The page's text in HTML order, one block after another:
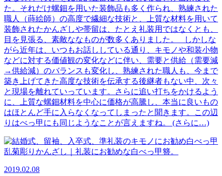
た。それだけ螺鈿を用いた装飾品も多く作られ、熟練された
職人（蒔絵師）の高度で繊細な技術と、上質な材料を用いて
装飾されたかんざしや帯留は、たとえ礼装用ではなくとも、
目を見張る、素敵ななものが数多くありました。 しかしな
がら近年は、いつもお話ししている通り、キモノや和装小物
などに対する価値観の変化などに伴い、需要と供給（需要減
→供給減）のバランスも変化し、熟練された職人も、今まで
築き上げてきた高度な技術を伝承する後継者もない中、次々
と現場を離れていっています。さらに追い打ちをかけるよう
に、上質な螺鈿材料を中心に価格が高騰し、本当に良いもの
はほとんど手に入らなくなってしまったと聞きます。この辺
りはべっ甲にも同じようなことが言えますね。 (さらに…)
2019.02.08